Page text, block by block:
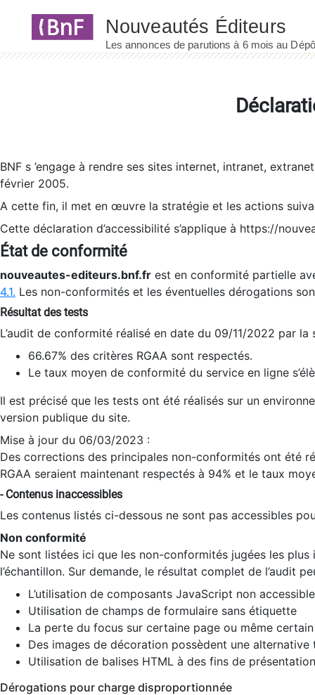
BNF s ’engage à rendre ses sites internet, intranet,
février 2005.
A cette fin, il met en œuvre la stratégie et les actions
Cette déclaration d’accessibilité s’applique à https://
État de conformité
nouveautes-editeurs.bnf.fr est en conformité partielle
4.1. Les non-conformités et les éventuelles dérogations
Résultat des tests
L’audit de conformité réalisé en date du 09/11/2022 par
66.67% des critères RGAA sont respectés.
Le taux moyen de conformité du service en ligne
Il est précisé que les tests ont été réalisés sur un
version publique du site.
Mise à jour du 06/03/2023 :
Des corrections des principales non-conformités ont été
RGAA seraient maintenant respectés à 94% et le taux
- Contenus inaccessibles
Les contenus listés ci-dessous ne sont pas accessibles
Non conformité
Ne sont listées ici que les non-conformités jugées les
l’échantillon. Sur demande, le résultat complet de l’audit
L’utilisation de composants JavaScript non
Utilisation de champs de formulaire sans étiquette
La perte du focus sur certaine page ou même
Des images de décoration possèdent une alternative
Utilisation de balises HTML à des fins de
Dérogations pour charge disproportionnée